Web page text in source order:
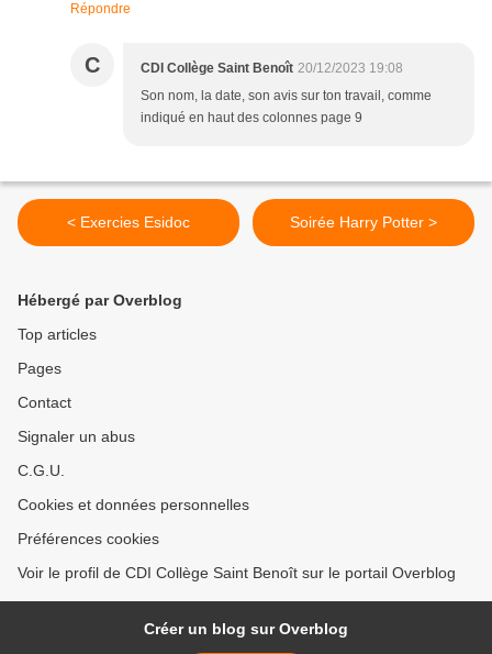
Répondre
C CDI Collège Saint Benoît 20/12/2023 19:08
Son nom, la date, son avis sur ton travail, comme
indiqué en haut des colonnes page 9
< Exercies Esidoc Soirée Harry Potter >
Hébergé par Overblog
Top articles
Pages
Contact
Signaler un abus
C.G.U.
Cookies et données personnelles
Préférences cookies
Voir le profil de CDI Collège Saint Benoît sur le portail Overblog
Créer un blog sur Overblog